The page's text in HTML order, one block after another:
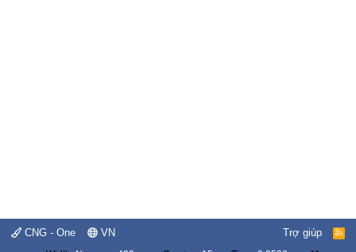
CNG - One VN Trợ giúp
R